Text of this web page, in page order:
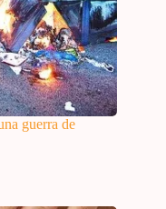
guerra de